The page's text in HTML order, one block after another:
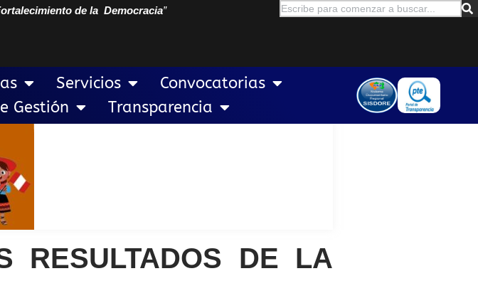
de la Democracia”
Servicios
Convocatorias
Gestión
Transparencia
RESULTADOS DE LA